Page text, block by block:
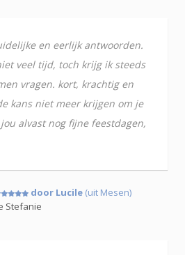
en eerlijk antwoorden.
veel tijd, toch krijg ik steeds
vragen. kort, krachtig en
kans niet meer krijgen om je
alvast nog fijne feestdagen,
door Lucile (uit Mesen)
Stefanie